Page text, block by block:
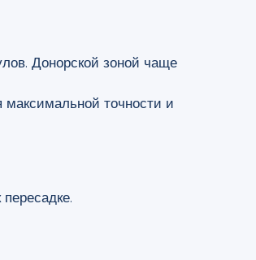
Донорской зоной чаще
точности и